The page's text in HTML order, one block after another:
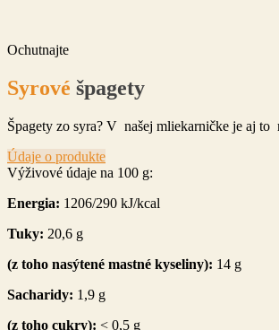
Ochutnajte
Syrové špagety
Špagety zo syra? V našej mliekarničke je aj
Údaje o produkte
Výživové údaje na 100 g:
Energia: 1206/290 kJ/kcal
Tuky: 20,6 g
(z toho nasýtené mastné kyseliny): 14 g
Sacharidy: 1,9 g
(z toho cukry): < 0,5 g